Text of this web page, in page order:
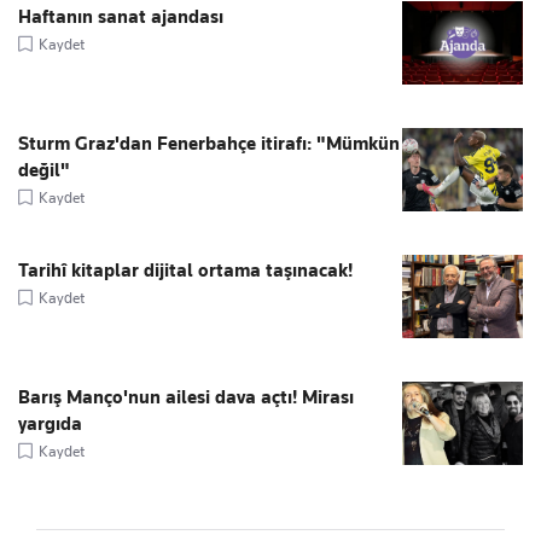
Haftanın sanat ajandası
Kaydet
Sturm Graz'dan Fenerbahçe itirafı: "Mümkün
değil"
Kaydet
Tarihî kitaplar dijital ortama taşınacak!
Kaydet
Barış Manço'nun ailesi dava açtı! Mirası
yargıda
Kaydet